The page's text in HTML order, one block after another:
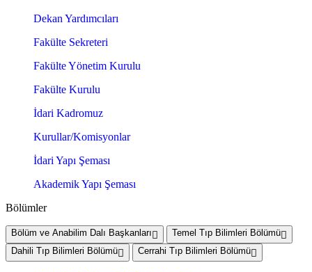
Dekan Yardımcıları
Fakülte Sekreteri
Fakülte Yönetim Kurulu
Fakülte Kurulu
İdari Kadromuz
Kurullar/Komisyonlar
İdari Yapı Şeması
Akademik Yapı Şeması
Bölümler
Bölüm ve Anabilim Dalı Başkanları
Temel Tıp Bilimleri Bölümü
Dahili Tıp Bilimleri Bölümü
Cerrahi Tıp Bilimleri Bölümü